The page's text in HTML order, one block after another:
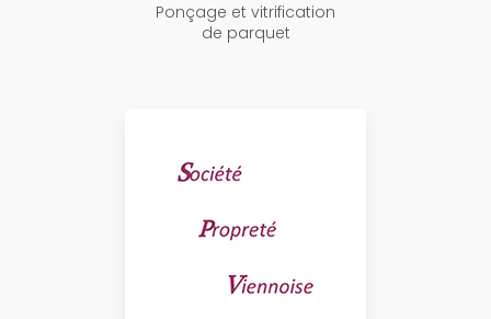
Ponçage et vitrification
de parquet